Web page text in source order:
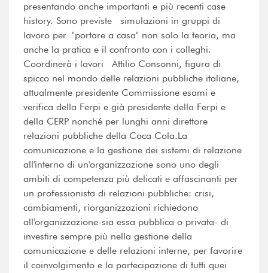
presentando anche importanti e più recenti case
history. Sono previste simulazioni in gruppi di
lavoro per "portare a casa" non solo la teoria, ma
anche la pratica e il confronto con i colleghi.
Coordinerà i lavori Attilio Consonni, figura di
spicco nel mondo delle relazioni pubbliche italiane,
attualmente presidente Commissione esami e
verifica della Ferpi e già presidente della Ferpi e
della CERP nonché per lunghi anni direttore
relazioni pubbliche della Coca Cola.La
comunicazione e la gestione dei sistemi di relazione
all'interno di un'organizzazione sono uno degli
ambiti di competenza più delicati e affascinanti per
un professionista di relazioni pubbliche: crisi,
cambiamenti, riorganizzazioni richiedono
all'organizzazione-sia essa pubblica o privata- di
investire sempre più nella gestione della
comunicazione e delle relazioni interne, per favorire
il coinvolgimento e la partecipazione di tutti quei